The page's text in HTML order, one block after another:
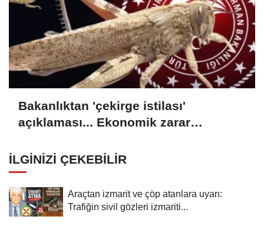
Bakanlıktan 'çekirge istilası'
açıklaması... Ekonomik zarar
İLGINIZI ÇEKEBILIR
Araçtan izmarit ve çöp atanlara uyarı:
Trafiğin sivil gözleri izmariti...